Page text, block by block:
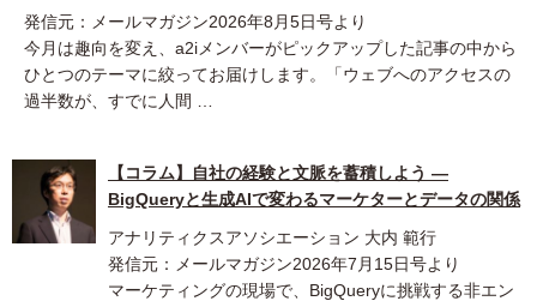
発信元：メールマガジン2026年8月5日号より
今月は趣向を変え、a2iメンバーがピックアップした記事の中から
ひとつのテーマに絞ってお届けします。「ウェブへのアクセスの
過半数が、すでに人間 …
【コラム】自社の経験と文脈を蓄積しよう ―
BigQueryと生成AIで変わるマーケターとデータの関係
アナリティクスアソシエーション 大内 範行
発信元：メールマガジン2026年7月15日号より
マーケティングの現場で、BigQueryに挑戦する非エン